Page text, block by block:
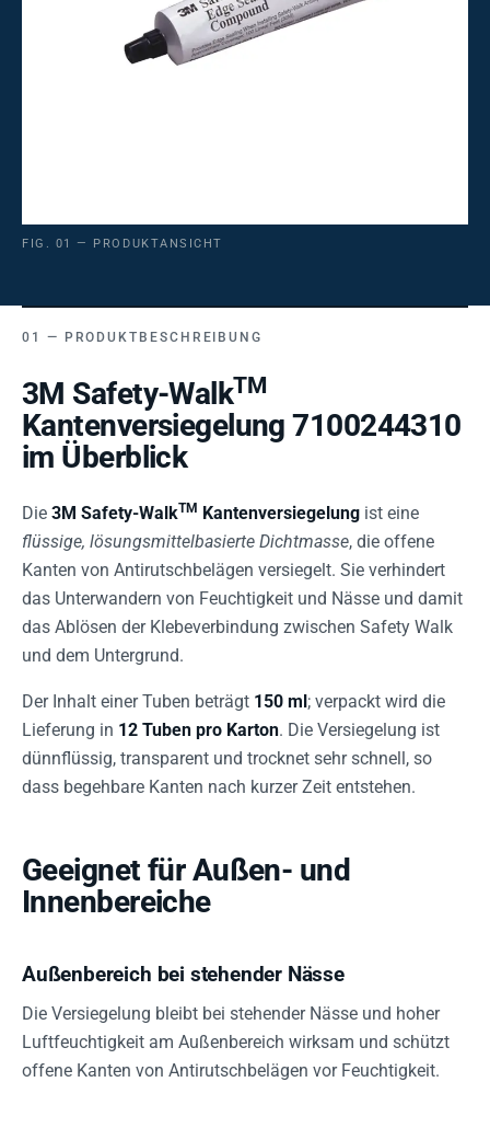
FIG. 01 — PRODUKTANSICHT
PRODUKTBESCHREIBUNG
3M Safety-WalkTM
Kantenversiegelung 7100244310
im Überblick
Die 3M Safety-WalkTM Kantenversiegelung ist eine
flüssige, lösungsmittelbasierte Dichtmasse, die offene
Kanten von Antirutschbelägen versiegelt. Sie verhindert
das Unterwandern von Feuchtigkeit und Nässe und damit
das Ablösen der Klebeverbindung zwischen Safety Walk
und dem Untergrund.
Der Inhalt einer Tuben beträgt 150 ml; verpackt wird die
Lieferung in 12 Tuben pro Karton. Die Versiegelung ist
dünnflüssig, transparent und trocknet sehr schnell, so
dass begehbare Kanten nach kurzer Zeit entstehen.
Geeignet für Außen- und
Innenbereiche
Außenbereich bei stehender Nässe
Die Versiegelung bleibt bei stehender Nässe und hoher
Luftfeuchtigkeit am Außenbereich wirksam und schützt
offene Kanten von Antirutschbelägen vor Feuchtigkeit.